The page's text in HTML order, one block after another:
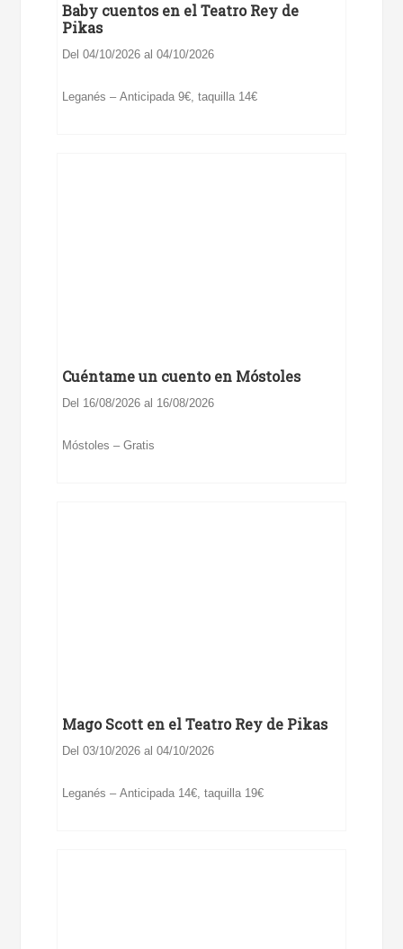
Baby cuentos en el Teatro Rey de
Pikas
Del 04/10/2026 al 04/10/2026
Leganés – Anticipada 9€, taquilla 14€
Cuéntame un cuento en Móstoles
Del 16/08/2026 al 16/08/2026
Móstoles – Gratis
Mago Scott en el Teatro Rey de Pikas
Del 03/10/2026 al 04/10/2026
Leganés – Anticipada 14€, taquilla 19€